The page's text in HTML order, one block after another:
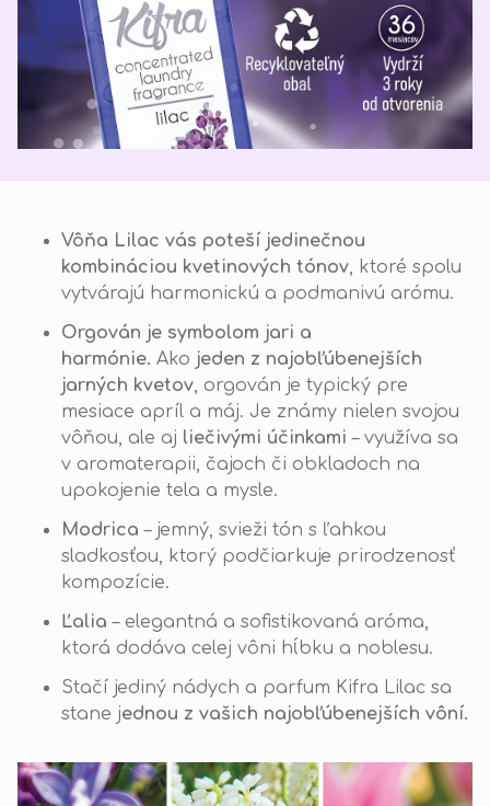
Vôňa Lilac vás poteší jedinečnou
kombináciou kvetinových tónov , ktoré spolu
vytvárajú harmonickú a podmanivú arómu.
Orgován je symbolom jari a
harmónie. Ako jeden z najobľúbenejších
jarných kvetov , orgován je typický pre
mesiace apríl a máj. Je známy nielen svojou
vôňou, ale aj liečivými účinkami – využíva sa
v aromaterapii, čajoch či obkladoch na
upokojenie tela a mysle.
Modrica – jemný, svieži tón s ľahkou
sladkosťou, ktorý podčiarkuje prirodzenosť
kompozície.
Ľalia – elegantná a sofistikovaná aróma,
ktorá dodáva celej vôni hĺbku a noblesu.
Stačí jediný nádych a parfum Kifra Lilac sa
stane jednou z vašich najobľúbenejších vôní.